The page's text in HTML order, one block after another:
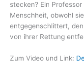
stecken? Ein
Menschheit, obwohl
entgegenschlittert,
von ihrer Rettung
Zum Video und Link: